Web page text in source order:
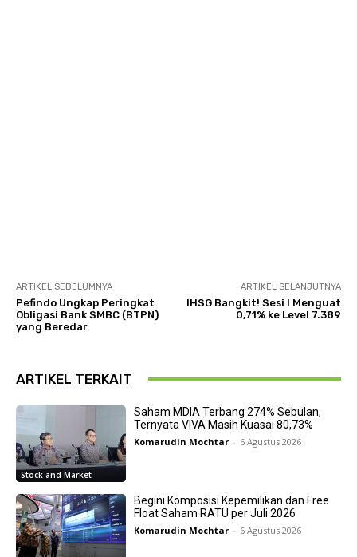
ARTIKEL SEBELUMNYA
Pefindo Ungkap Peringkat
Obligasi Bank SMBC (BTPN)
yang Beredar
ARTIKEL SELANJUTNYA
IHSG Bangkit! Sesi I Menguat
0,71% ke Level 7.389
ARTIKEL TERKAIT
Stock and Market
Saham MDIA Terbang 274% Sebulan,
Ternyata VIVA Masih Kuasai 80,73%
Komarudin Mochtar - 6 Agustus 2026
Begini Komposisi Kepemilikan dan Free
Float Saham RATU per Juli 2026
Komarudin Mochtar - 6 Agustus 2026